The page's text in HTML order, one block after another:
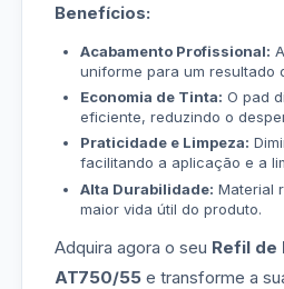
Benefícios:
Acabamento Profissional:
uniforme para um resultado
Economia de Tinta: O pad
eficiente, reduzindo o
Praticidade e Limpeza:
facilitando a aplicação e a
Alta Durabilidade: Material
maior vida útil do produto.
Adquira agora o seu Refil de
AT750/55 e transforme a